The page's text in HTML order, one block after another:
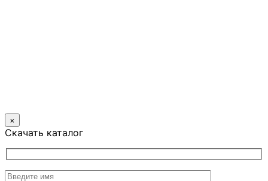
×
Скачать каталог